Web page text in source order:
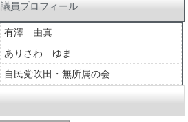
議員プロフィール
有澤 由真
ありさわ ゆま
自民党吹田・無所属の会